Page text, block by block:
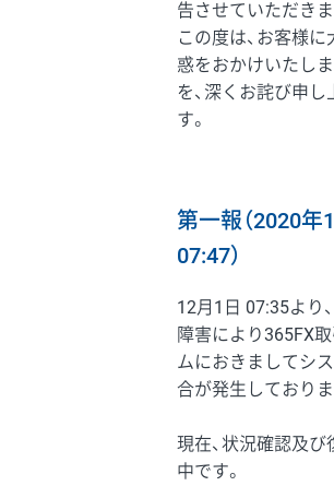
告させていただき
この度は、お客様
惑をおかけいたし
を、深くお詫び申し
す。
第一報（2020年
07:47）
12月1日 07:35より
障害により365FX
ムにおきましてシ
合が発生しており
現在、状況確認及び
中です。